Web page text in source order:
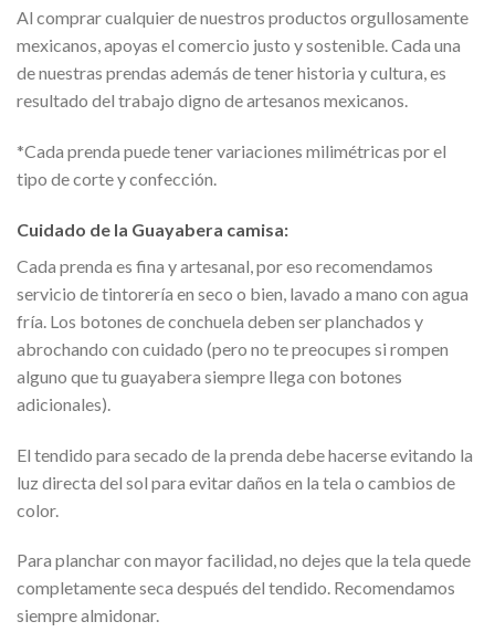
Al comprar cualquier de nuestros productos orgullosamente
mexicanos, apoyas el comercio justo y sostenible. Cada una
de nuestras prendas además de tener historia y cultura, es
resultado del trabajo digno de artesanos mexicanos.
*Cada prenda puede tener variaciones milimétricas por el
tipo de corte y confección.
Cuidado de la Guayabera camisa:
Cada prenda es fina y artesanal, por eso recomendamos
servicio de tintorería en seco o bien, lavado a mano con agua
fría. Los botones de conchuela deben ser planchados y
abrochando con cuidado (pero no te preocupes si rompen
alguno que tu guayabera siempre llega con botones
adicionales).
El tendido para secado de la prenda debe hacerse evitando la
luz directa del sol para evitar daños en la tela o cambios de
color.
Para planchar con mayor facilidad, no dejes que la tela quede
completamente seca después del tendido. Recomendamos
siempre almidonar.